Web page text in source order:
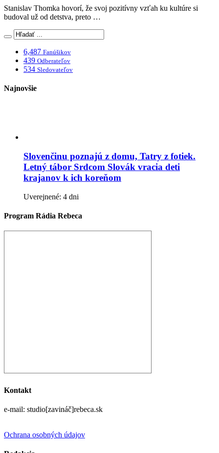
Stanislav Thomka hovorí, že svoj pozitívny vzťah ku kultúre si
budoval už od detstva, preto …
6,487 Fanúšikov
439 Odberateľov
534 Sledovateľov
Najnovšie
Slovenčinu poznajú z domu, Tatry z fotiek.
Letný tábor Srdcom Slovák vracia deti
krajanov k ich koreňom
Uverejnené: 4 dni
Program Rádia Rebeca
Kontakt
e-mail: studio[zavináč]rebeca.sk
Ochrana osobných údajov